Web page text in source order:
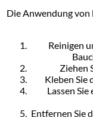
Die Anwendung
Reinigen
Ziehen
Kleben Sie
Lassen
Entfernen Sie